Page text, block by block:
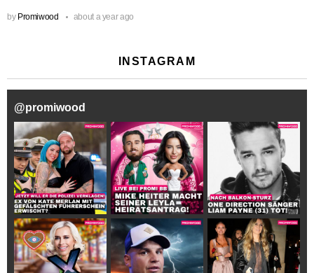
by Promiwood about a year ago
INSTAGRAM
@promiwood